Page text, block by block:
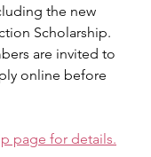
the new
Scholarship.
are invited to
online before
page for details.